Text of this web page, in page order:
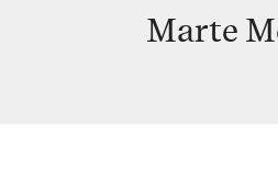
Marte